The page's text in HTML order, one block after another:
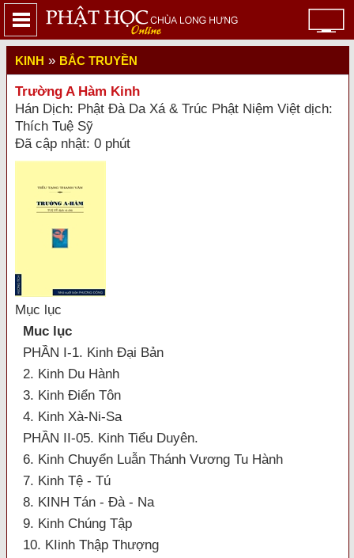
KINH » BẮC TRUYỀN
Trường A Hàm Kinh
Hán Dịch: Phật Ðà Da Xá & Trúc Phật Niệm Việt dịch:
Thích Tuệ Sỹ
Đã cập nhật: 0 phút
Mục lục
Muc lục
PHẦN I-1. Kinh Đại Bản
2. Kinh Du Hành
3. Kinh Điển Tôn
4. Kinh Xà-Ni-Sa
PHẦN II-05. Kinh Tiểu Duyên.
6. Kinh Chuyển Luẫn Thánh Vương Tu Hành
7. Kinh Tệ - Tú
8. KINH Tán - Đà - Na
9. Kinh Chúng Tập
10. KIinh Thập Thượng